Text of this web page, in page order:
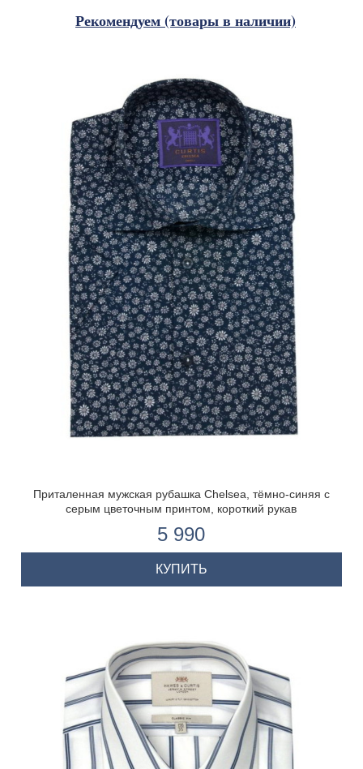
Рекомендуем (товары в наличии)
Приталенная мужская рубашка Chelsea, тёмно-синяя с
серым цветочным принтом, короткий рукав
5 990
КУПИТЬ